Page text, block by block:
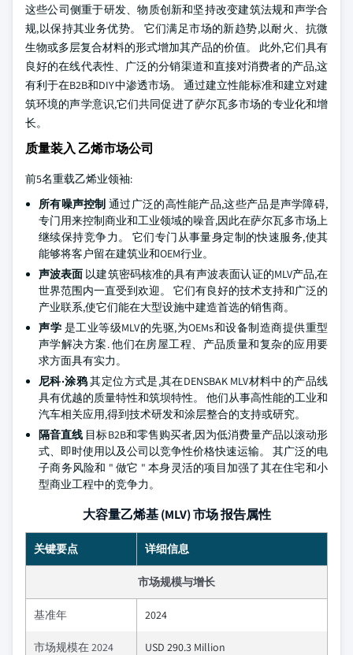
这些公司侧重于研发、物质创新和坚持改变建筑法规和声学合
规,以保持其业务优势。 它们满足市场的新趋势,以耐火、抗微
生物或多层复合材料的形式增加其产品的价值。 此外,它们具有
良好的在线代表性、广泛的分销渠道和直接对消费者的产品,这
有利于在B2B和DIY中渗透市场。 通过建立性能标准和建立对建
筑环境的声学意识,它们共同促进了萨尔瓦多市场的专业化和增
长。
质量装入 乙烯市场公司
前5名重载乙烯业领袖:
所有噪声控制通过广泛的高性能产品,这些产品是声学障碍,
专门用来控制商业和工业领域的噪音,因此在萨尔瓦多市场上
继续保持竞争力。 它们专门从事量身定制的快速服务,使其
能够将客户留在建筑业和OEM行业。
声波表面 以建筑密码核准的具有声波表面认证的MLV产品,在
世界范围内一直受到欢迎。 它们有良好的技术支持和广泛的
产业联系,使它们能在大型设施中建造首选的销售商。
声学 是工业等级MLV的先驱,为OEMs和设备制造商提供重型
声学解决方案. 他们在房屋工程、产品质量和复杂的应用要
求方面具有实力。
尼科·涂鸦其定位方式是,其在DENSBAK MLV材料中的产品线
具有优越的质量特性和筑坝特性。 他们从事高性能的工业和
汽车相关应用,得到技术研发和涂层整合的支持或研究。
隔音直线 目标B2B和零售购买者,因为低消费量产品以滚动形
式、即时使用以及公司以竞争性价格快速运输。 其广泛的电
子商务风险和 " 做它 " 本身灵活的项目加强了其在住宅和小
型商业工程中的竞争力。
大容量乙烯基 (MLV) 市场 报告属性
关键要点 详细信息
市场规模与增长
基准年 2024
市场规模在 2024 USD 290.3 Million